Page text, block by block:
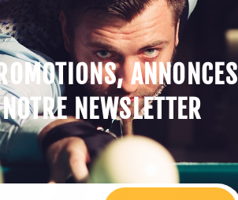
ANNONCES
NEWSLETTER